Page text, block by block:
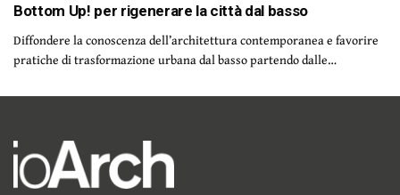
Bottom Up! per rigenerare la città dal basso
Diffondere la conoscenza dell’architettura contemporanea e favorire
pratiche di trasformazione urbana dal basso partendo dalle…